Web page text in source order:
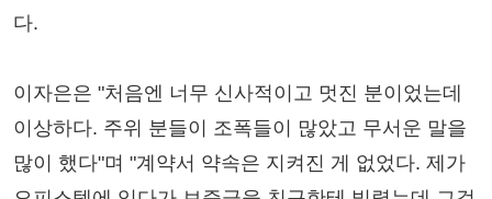
다.
이자은은 "처음엔 너무 신사적이고 멋진 분이었는데
이상하다. 주위 분들이 조폭들이 많았고 무서운 말을
많이 했다"며 "계약서 약속은 지켜진 게 없었다. 제가